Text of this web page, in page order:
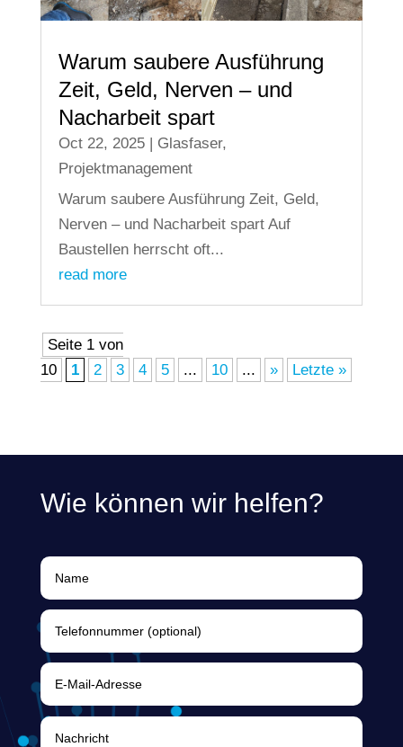
Warum saubere Ausführung
Zeit, Geld, Nerven – und
Nacharbeit spart
Oct 22, 2025| Glasfaser,
Projektmanagement
Warum saubere Ausführung Zeit, Geld,
Nerven – und Nacharbeit spart Auf
Baustellen herrscht oft...
read more
Seite 1 von
10
1 2 3 4 5 ... 10 ... » Letzte »
Wie können wir helfen?